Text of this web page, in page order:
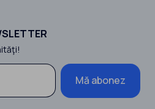
Mă abonez